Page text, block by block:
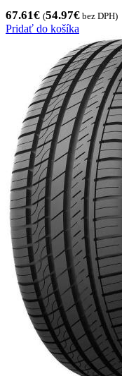
67.61€ (54.97€ bez DPH)
Pridať do košíka